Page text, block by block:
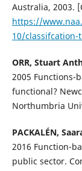
Australia, 2003.
https://
10/classifcation-
ORR, Stuart
2005 Functions-
functional?
Northumbria
PACKALÉN,
2016 Function-
public sector.